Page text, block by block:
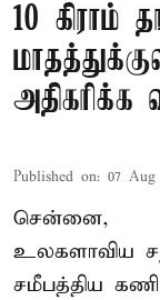
10 கிராம்
அதிகரிக்க
Published on: 07 Aug
சென்னை,
உலகளாவிய
சமீபத்திய